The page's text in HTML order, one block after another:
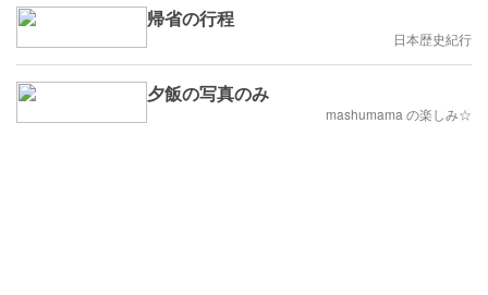
帰省の行程
日本歴史紀行
夕飯の写真のみ
mashumama の楽しみ☆